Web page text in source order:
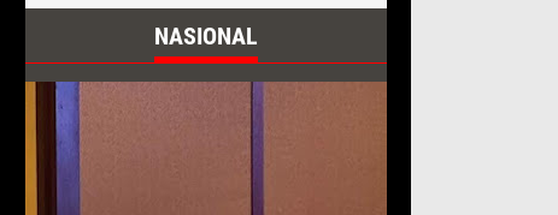
NASIONAL